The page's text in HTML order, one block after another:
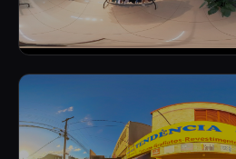
LOJA DE ROUPAS (INT)